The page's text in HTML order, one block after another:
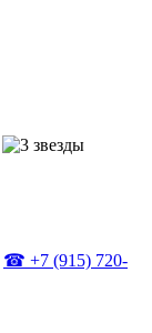
☎ +7 (915) 720-